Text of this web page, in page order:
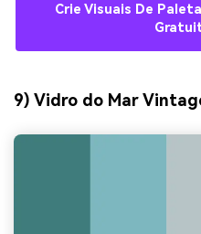
Crie Visuais De
9) Vidro do Mar